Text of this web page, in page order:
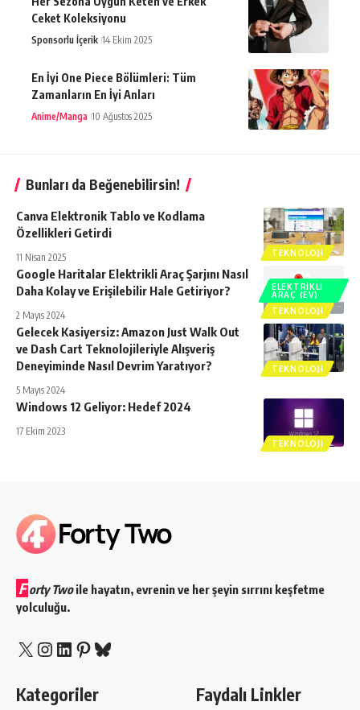
Ceket Koleksiyonu
Sponsorlu İçerik 14 Ekim 2025
En İyi One Piece Bölümleri: Tüm
Zamanların En İyi Anları
Anime/Manga 10 Ağustos 2025
Bunları da Beğenebilirsin!
TEKNOLOJI
Canva Elektronik Tablo ve Kodlama
Özellikleri Getirdi
11 Nisan 2025
ELEKTRIKLI
ARAÇ (EV)
TEKNOLOJI
Google Haritalar Elektrikli Araç Şarjını Nasıl
Daha Kolay ve Erişilebilir Hale Getiriyor?
2 Mayıs 2024
TEKNOLOJI
Gelecek Kasiyersiz: Amazon Just Walk Out
ve Dash Cart Teknolojileriyle Alışveriş
Deneyiminde Nasıl Devrim Yaratıyor?
5 Mayıs 2024
TEKNOLOJI
Windows 12 Geliyor: Hedef 2024
17 Ekim 2023
F orty Twoile hayatın, evrenin ve her şeyin sırrını keşfetme
yolculuğu.
X Instagram
LinkedIn
Pinterest
Bluesky
Kategoriler Faydalı Linkler